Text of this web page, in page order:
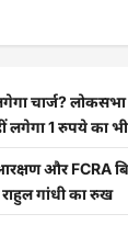
चार्ज?
लगेगा 1 रुपये का
और FCRA
गांधी का रुख